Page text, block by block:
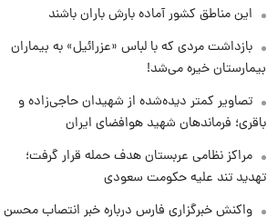
این مناطق کشور آماده بارش باران باشند
بازداشت مردی که با لباس «عزرائیل» به بیماران
بیمارستان خیره می‌شد!
تصاویر کمتر دیده‌شده از شهیدان حاجی‌زاده و
باقری؛ فرماندهان شهید هوافضای ایران
مراکز نظامی عربستان هدف حمله قرار گرفت؛
تهدید تند علیه حکومت سعودی
واکنش خبرگزاری فارس درباره خبر انتصاب محسن